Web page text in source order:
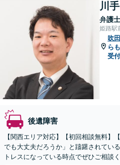
川
弁護士
姫路駅
吹
ら
受
後遺障害
【関西エリア対応】【初回相談無料】
でも大丈夫だろうか」と躊躇されてい
トレスになっている時点でぜひご相談